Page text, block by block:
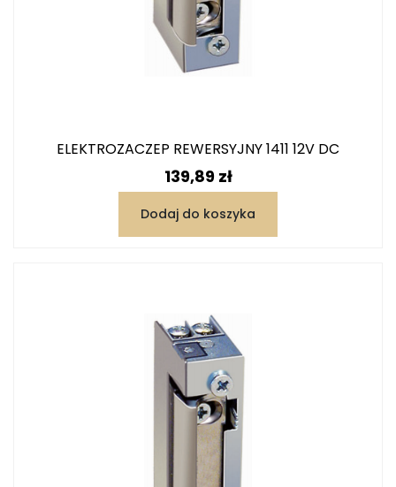
ELEKTROZACZEP REWERSYJNY 1411 12V DC
Cena
139,89 zł
Dodaj do koszyka